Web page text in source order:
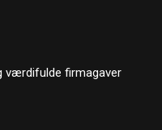
værdifulde firmagaver